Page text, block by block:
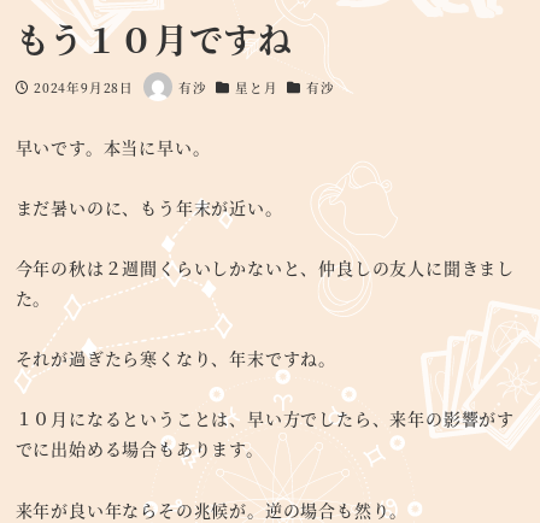
もう１０月ですね
投稿日
2024年9月28日
著
有沙
カテゴリー
星と月
カテゴリー
有沙
早いです。本当に早い。
まだ暑いのに、もう年末が近い。
今年の秋は２週間くらいしかないと、仲良しの友人に聞きまし
た。
それが過ぎたら寒くなり、年末ですね。
１０月になるということは、早い方でしたら、来年の影響がす
でに出始める場合もあります。
来年が良い年ならその兆候が。逆の場合も然り。